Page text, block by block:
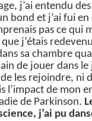
j’ai entendu
bond et j’ai fui
pas ce qui
j’étais
sa chambre
de jouer dans le
les rejoindre, ni
l’impact de mon
de Parkinson.
j’ai pu